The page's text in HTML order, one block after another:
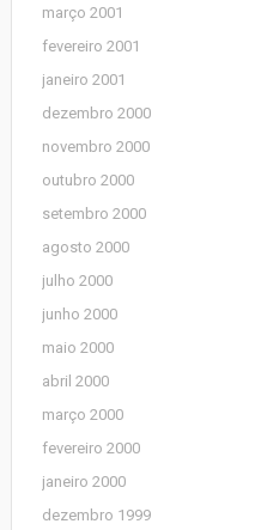
março 2001
fevereiro 2001
janeiro 2001
dezembro 2000
novembro 2000
outubro 2000
setembro 2000
agosto 2000
julho 2000
junho 2000
maio 2000
abril 2000
março 2000
fevereiro 2000
janeiro 2000
dezembro 1999